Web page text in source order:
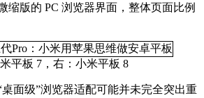
缩版的 PC 浏览器界面，整体页面比例
平板 7，右：小米平板 8
面级”浏览器适配可能并未完全突出重